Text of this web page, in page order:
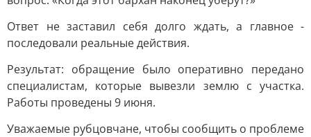
Ответ не заставил себя долго ждать, а главное -
последовали реальные действия.
Результат: обращение было оперативно передано
специалистам, которые вывезли землю с участка.
Работы проведены 9 июня.
Уважаемые рубцовчане, чтобы сообщить о проблеме